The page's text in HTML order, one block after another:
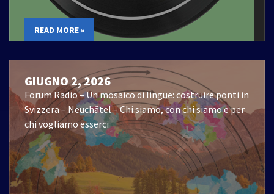
READ MORE »
GIUGNO 2, 2026
Forum Radio – Un mosaico di lingue: costruire ponti in
Svizzera – Neuchâtel – Chi siamo, con chi siamo e per
chi vogliamo esserci